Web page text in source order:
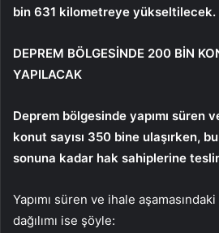
bin 631 kilometreye yükseltilecek.
DEPREM BÖLGESİNDE 200 BİN
YAPILACAK
Deprem bölgesinde yapımı süren
konut sayısı 350 bine ulaşırken,
sonuna kadar hak sahiplerine
Yapımı süren ve ihale
dağılımı ise şöyle: